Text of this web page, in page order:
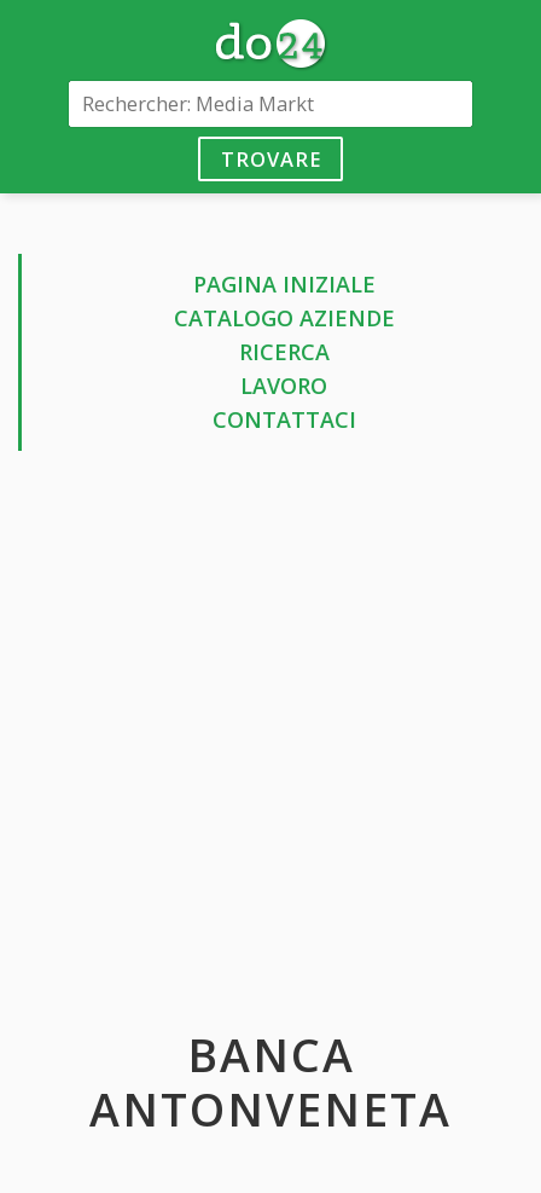
TROVARE
PAGINA INIZIALE
CATALOGO AZIENDE
RICERCA
LAVORO
CONTATTACI
BANCA
ANTONVENETA